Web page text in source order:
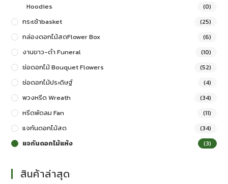
Hoodies (0)
กระเช้าbasket (25)
กล่องดอกไม้สดFlower Box (6)
งานขาว-ดำ Funeral (10)
ช่อดอกไม้ Bouquet Flowers (52)
ช่อดอกไม้ประดิษฐ์ (4)
พวงหรีด Wreath (34)
หรีดพัดลม Fan (11)
แจกันดอกไม้สด (34)
แจกันดอกไม้แห้ง (3)
สินค้าล่าสุด